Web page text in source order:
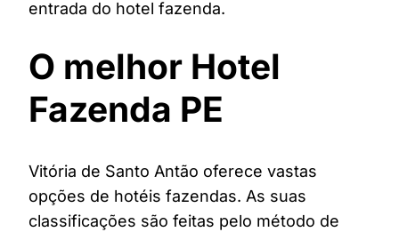
entrada do hotel fazenda.
O melhor Hotel
Fazenda PE
Vitória de Santo Antão oferece vastas
opções de hotéis fazendas. As suas
classificações são feitas pelo método de